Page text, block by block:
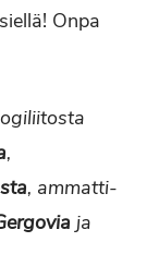
Onpa
,
, ammatti-
ja